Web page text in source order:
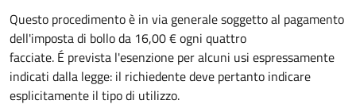
Questo procedimento è in via generale soggetto al pagamento
dell'imposta di bollo da 16,00 € ogni quattro
facciate. É prevista l'esenzione per alcuni usi espressamente
indicati dalla legge: il richiedente deve pertanto indicare
esplicitamente il tipo di utilizzo.